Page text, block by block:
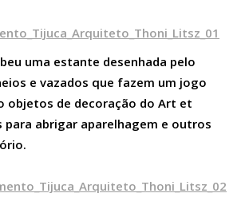
uma estante desenhada pelo
e vazados que fazem um jogo
objetos de decoração do Art et
abrigar aparelhagem e outros